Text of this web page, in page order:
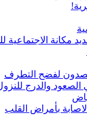
مكانة الاجتماعية
لفضح التطرف
والدرج
بأمراض القلب